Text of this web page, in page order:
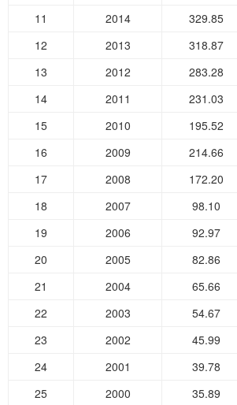
11
2014 329.85
12
2013 318.87
13
2012 283.28
14
2011 231.03
15
2010 195.52
16
2009 214.66
17
2008 172.20
18
2007 98.10
19
2006 92.97
20
2005 82.86
21
2004 65.66
22
2003 54.67
23
2002 45.99
24
2001 39.78
25
2000 35.89